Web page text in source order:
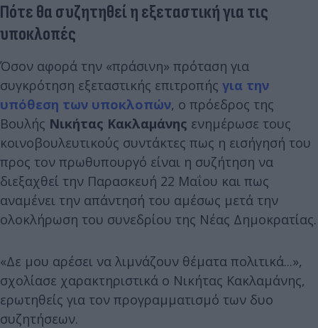
Πότε θα συζητηθεί η εξεταστική για τις
υποκλοπές
Όσον αφορά την «πράσινη» πρόταση για
συγκρότηση εξεταστικής επιτροπής για την
υπόθεση των υποκλοπών, ο πρόεδρος της
Βουλής Νικήτας Κακλαμάνης ενημέρωσε τους
κοινοβουλευτικούς συντάκτες πως η εισήγησή του
προς τον πρωθυπουργό είναι η συζήτηση να
διεξαχθεί την Παρασκευή 22 Μαΐου και πως
αναμένει την απάντησή του αμέσως μετά την
ολοκλήρωση του συνεδρίου της Νέας Δημοκρατίας.
«Δε μου αρέσει να λιμνάζουν θέματα πολιτικά...»,
σχολίασε χαρακτηριστικά ο Νικήτας Κακλαμάνης,
ερωτηθείς για τον προγραμματισμό των δυο
συζητήσεων.